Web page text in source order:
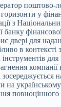
поштово-
горизонти у
з
банку
двері для
в контексті
на
повноцінного